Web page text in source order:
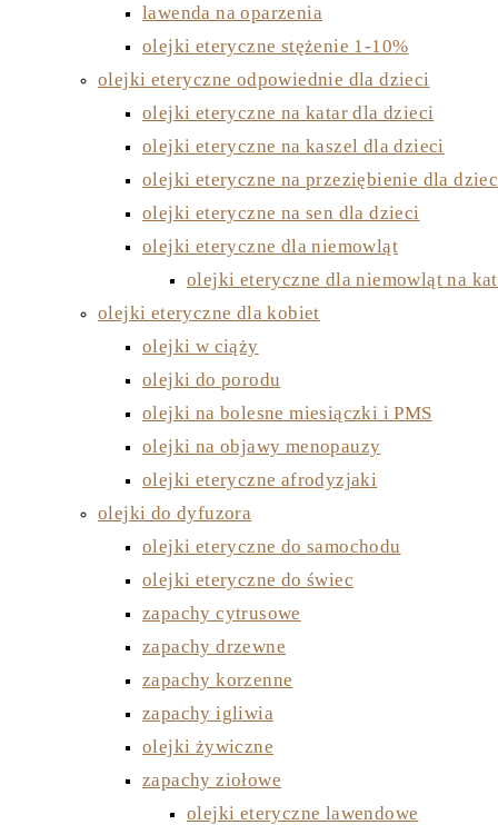
lawenda na oparzenia
olejki eteryczne stężenie 1-10%
olejki eteryczne odpowiednie dla dzieci
olejki eteryczne na katar dla dzieci
olejki eteryczne na kaszel dla dzieci
olejki eteryczne na przeziębienie dla
olejki eteryczne na sen dla dzieci
olejki eteryczne dla niemowląt
olejki eteryczne dla niemowląt na
olejki eteryczne dla kobiet
olejki w ciąży
olejki do porodu
olejki na bolesne miesiączki i PMS
olejki na objawy menopauzy
olejki eteryczne afrodyzjaki
olejki do dyfuzora
olejki eteryczne do samochodu
olejki eteryczne do świec
zapachy cytrusowe
zapachy drzewne
zapachy korzenne
zapachy igliwia
olejki żywiczne
zapachy ziołowe
olejki eteryczne lawendowe